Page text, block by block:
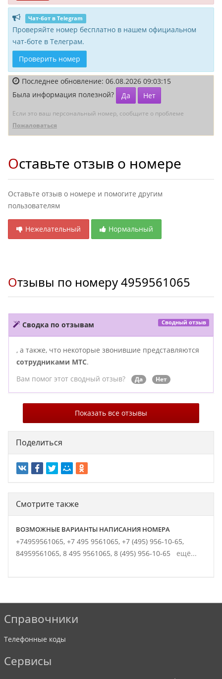
Чат-бот в Telegram
Проверяйте номер бесплатно в нашем официальном
чат-боте в Телеграм.
Проверить номер
Последнее обновление: 06.08.2026 09:03:15
Была информация полезной?
Да Нет
Если это ваш персональный номер, сообщите о проблеме
Пожаловаться
Оставьте отзыв о номере
Оставьте отзыв о номере и помогите другим
пользователям
Нежелательный Нормальный
Отзывы по номеру4959561065
Сводка по отзывам Сводный отзыв
, а также, что некоторые звонившие представляются
сотрудниками МТС.
Вам помог этот сводный отзыв?
Да Нет
Показать все отзывы
Поделиться
Смотрите также
ВОЗМОЖНЫЕ ВАРИАНТЫ НАПИСАНИЯ НОМЕРА
+74959561065, +7 495 9561065, +7 (495) 956-10-65,
84959561065, 8 495 9561065, 8 (495) 956-10-65 ещё...
Справочники
Телефонные коды
Сервисы